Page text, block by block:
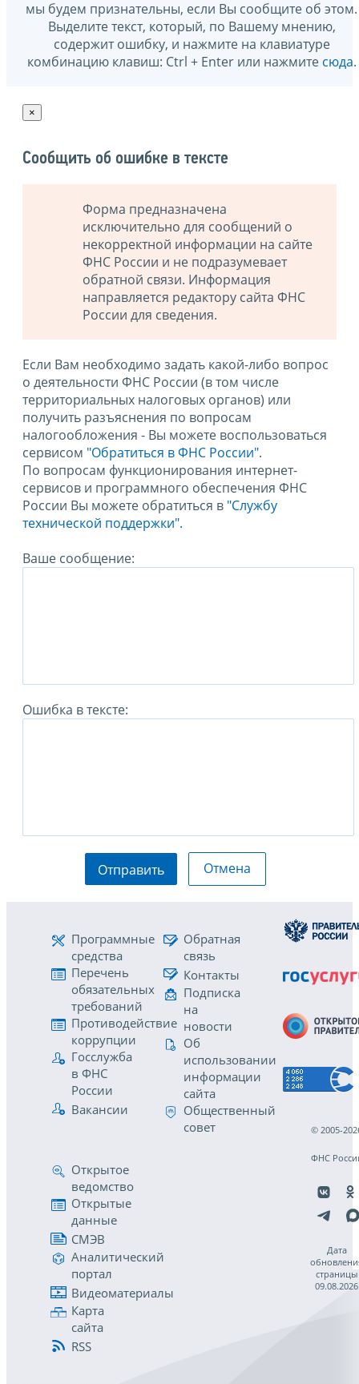
мы будем признательны, если Вы сообщите об этом.
Выделите текст, который, по Вашему мнению,
содержит ошибку, и нажмите на клавиатуре
комбинацию клавиш: Ctrl + Enter или нажмите сюда.
×
Сообщить об ошибке в тексте
Форма предназначена
исключительно для сообщений о
некорректной информации на сайте
ФНС России и не подразумевает
обратной связи. Информация
направляется редактору сайта ФНС
России для сведения.
Если Вам необходимо задать какой-либо вопрос
о деятельности ФНС России (в том числе
территориальных налоговых органов) или
получить разъяснения по вопросам
налогообложения - Вы можете воспользоваться
сервисом "Обратиться в ФНС России".
По вопросам функционирования интернет-
сервисов и программного обеспечения ФНС
России Вы можете обратиться в "Службу
технической поддержки".
Ваше сообщение:
Ошибка в тексте:
Отправить Отмена
Программные
средства
Перечень
обязательных
требований
Противодействие
коррупции
Госслужба
в ФНС
России
Вакансии
Обратная
связь
Контакты
Подписка
на
новости
Об
использовании
информации
сайта
Общественный
совет
Открытое
ведомство
Открытые
данные
СМЭВ
Аналитический
портал
Видеоматериалы
Карта
сайта
RSS
© 2005-
ФНС
Дата
страницы
09.08.2026